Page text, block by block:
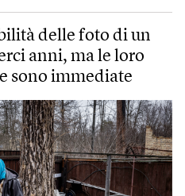
delle foto di un
anni, ma le loro
sono immediate